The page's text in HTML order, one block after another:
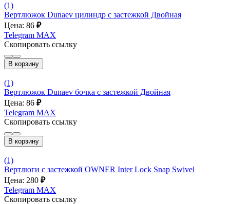
(1)
Вертлюжок Dunaev цилиндр с застежкой Двойная
Цена: 86 ₽
Telegram MAX
Скопировать ссылку
В корзину
(1)
Вертлюжок Dunaev бочка с застежкой Двойная
Цена: 86 ₽
Telegram MAX
Скопировать ссылку
В корзину
(1)
Вертлюги с застежкой OWNER Inter Lock Snap Swivel
Цена: 280 ₽
Telegram MAX
Скопировать ссылку